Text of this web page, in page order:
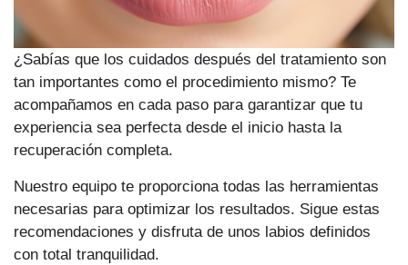
¿Sabías que los cuidados después del tratamiento son
tan importantes como el procedimiento mismo? Te
acompañamos en cada paso para garantizar que tu
experiencia sea perfecta desde el inicio hasta la
recuperación completa.
Nuestro equipo te proporciona todas las herramientas
necesarias para optimizar los resultados. Sigue estas
recomendaciones y disfruta de unos labios definidos
con total tranquilidad.